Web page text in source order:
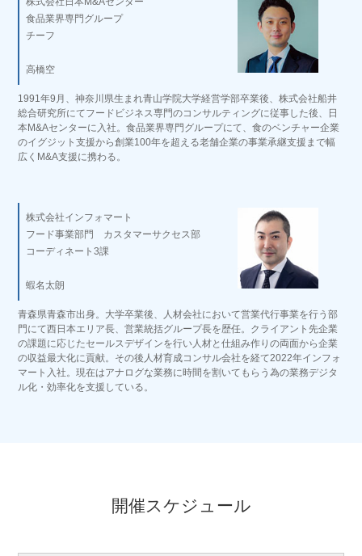
食品業界専門グループ
チーフ
高橋空
1991年9月、神奈川県生まれ青山学院大学経営学部卒業後、株式会社船井
総合研究所にてフードビジネス専門のコンサルティングに従事した後、日
本M&Aセンターに入社。食品業界専門グループにて、食のベンチャー企業
のイグジット支援から創業100年を超える老舗企業の事業承継支援まで幅
広くM&A支援に携わる。
株式会社インフォマート
フード事業部門 カスタマーサクセス部
コーディネート3課
蝦名太朗
青森県青森市出身。大学卒業後、人材会社において営業代行事業を行う部
門にて西日本エリア長、営業統括グループ長を歴任。クライアント先企業
の課題に応じたセールスデザインを行い人材と仕組み作りの両面から企業
の収益最大化に貢献。その後人材育成コンサル会社を経て2022年インフォ
マート入社。現在はアナログな業務に時間を割いてもらう為の業務デジタ
ル化・効率化を支援している。
開催スケジュール